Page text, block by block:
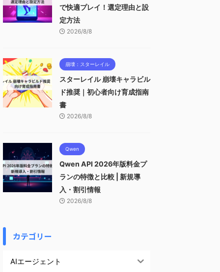
で快適プレイ！選定理由と設
定方法
2026/8/8
崩壊：スターレイル
スターレイル 崩壊キャラビル
ド推奨｜初心者向け育成指南
書
2026/8/8
Qwen
Qwen API 2026年版料金プ
ランの特徴と比較 | 新規導
入・割引情報
2026/8/8
カテゴリー
AIエージェント